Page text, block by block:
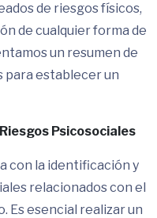
de riesgos físicos,
de cualquier forma de
un resumen de
para establecer un
Psicosociales
con la identificación y
relacionados con el
Es esencial realizar un